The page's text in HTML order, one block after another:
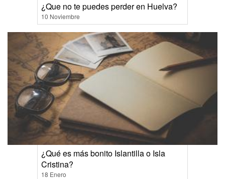
¿Que no te puedes perder en Huelva?
10 Noviembre
¿Qué es más bonito Islantilla o Isla
Cristina?
18 Enero